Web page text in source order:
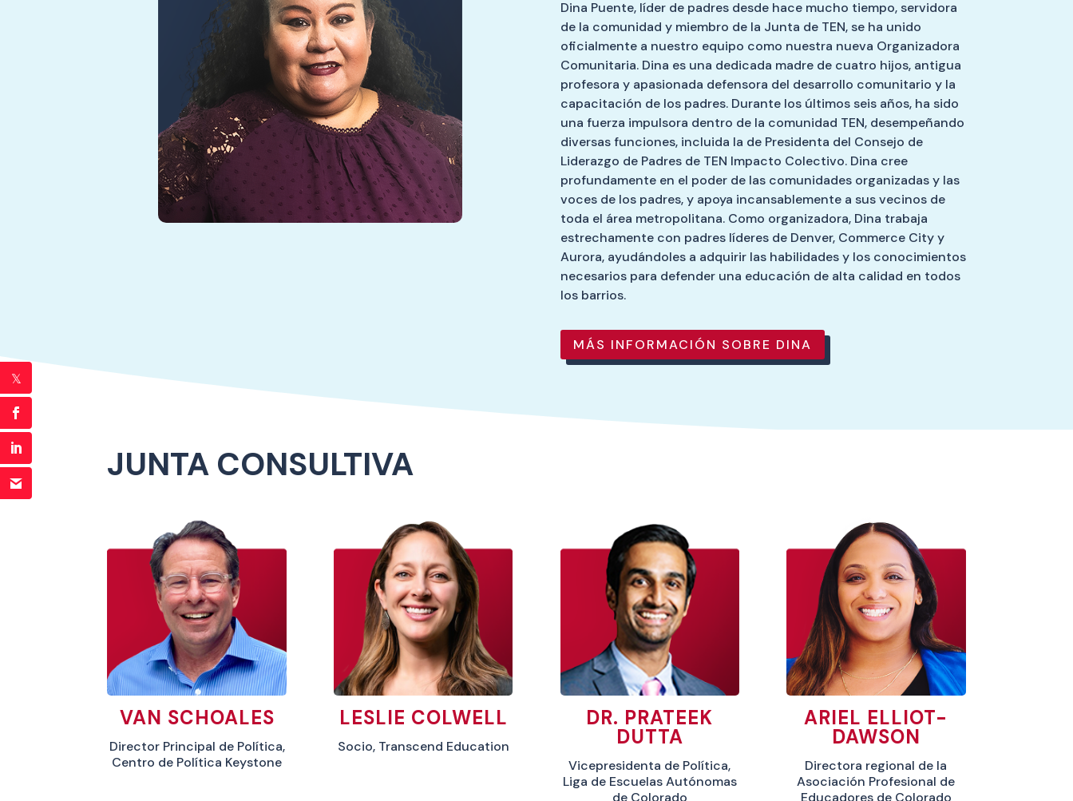
Dina Puente, líder de padres desde hace mucho tiempo, servidora
de la comunidad y miembro de la Junta de TEN, se ha unido
oficialmente a nuestro equipo como nuestra nueva Organizadora
Comunitaria. Dina es una dedicada madre de cuatro hijos, antigua
profesora y apasionada defensora del desarrollo comunitario y la
capacitación de los padres. Durante los últimos seis años, ha sido
una fuerza impulsora dentro de la comunidad TEN, desempeñando
diversas funciones, incluida la de Presidenta del Consejo de
Liderazgo de Padres de TEN Impacto Colectivo. Dina cree
profundamente en el poder de las comunidades organizadas y las
voces de los padres, y apoya incansablemente a sus vecinos de
toda el área metropolitana. Como organizadora, Dina trabaja
estrechamente con padres líderes de Denver, Commerce City y
Aurora, ayudándoles a adquirir las habilidades y los conocimientos
necesarios para defender una educación de alta calidad en todos
los barrios.
MÁS INFORMACIÓN SOBRE DINA
JUNTA CONSULTIVA
VAN SCHOALES
Director Principal de Política,
Centro de Política Keystone
LESLIE COLWELL
Socio, Transcend Education
DR. PRATEEK
DUTTA
Vicepresidenta de Política,
Liga de Escuelas Autónomas
de Colorado
ARIEL ELLIOT-
DAWSON
Directora regional de la
Asociación Profesional de
Educadores de Colorado